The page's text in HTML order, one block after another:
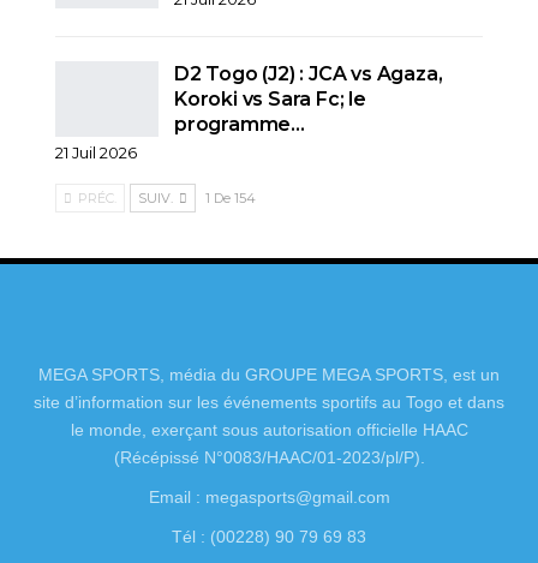
D2 Togo (J2) : JCA vs Agaza,
Koroki vs Sara Fc; le
programme…
21 Juil 2026
PRÉC. SUIV. 1 De 154
MEGA SPORTS, média du GROUPE MEGA SPORTS, est un
site d’information sur les événements sportifs au Togo et dans
le monde, exerçant sous autorisation officielle HAAC
(Récépissé N°0083/HAAC/01-2023/pl/P).
Email : megasports@gmail.com
Tél : (00228) 90 79 69 83